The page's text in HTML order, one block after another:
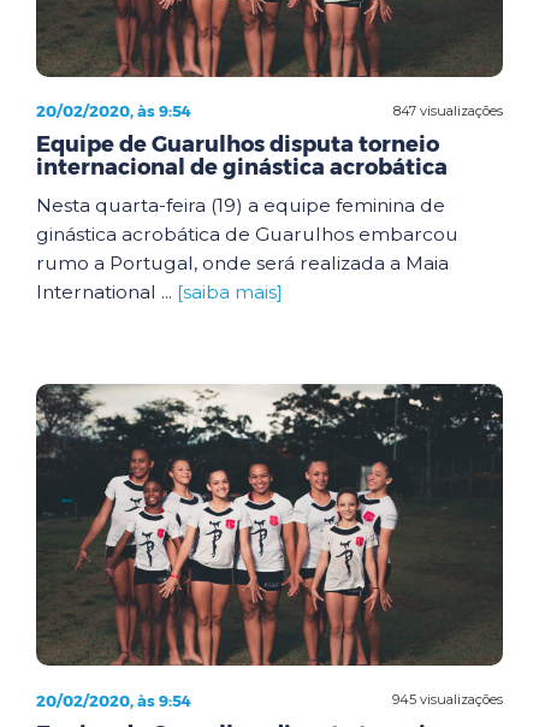
847 visualizações
20/02/2020, às 9:54
Equipe de Guarulhos disputa torneio
internacional de ginástica acrobática
Nesta quarta-feira (19) a equipe feminina de
ginástica acrobática de Guarulhos embarcou
rumo a Portugal, onde será realizada a Maia
International ... [saiba mais]
945 visualizações
20/02/2020, às 9:54